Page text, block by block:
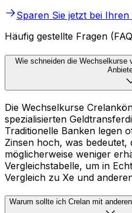
Sparen Sie jetzt bei
Häufig gestellte Fragen
Wie schneiden die Wechselkurse
Die Wechselkurse
spezialisierten
Traditionelle Banken legen
Zinsen hoch, was bedeutet,
möglicherweise weniger
Vergleichstabelle, um in
Vergleich zu Xe und
Warum sollte ich Crelan mit